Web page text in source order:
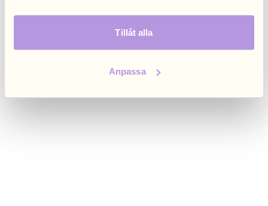
Tillåt alla
Anpassa